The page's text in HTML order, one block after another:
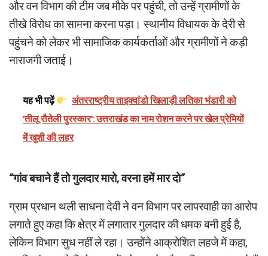
और वन विभाग की टीम जब मौके पर पहुंची, तो उन्हें ग्रामीणों के
तीखे विरोध का सामना करना पड़ा। स्थानीय विधायक के देरी से
पहुंचने को लेकर भी सामाजिक कार्यकर्ताओं और ग्रामीणों ने कड़ी
नाराजगी जताई।
यह भी पढ़ें
अंतरराष्ट्रीय ताइक्वांडो खिलाड़ी लतिका भंडारी को
'तीलू रौतेली पुरस्कार': उत्तराखंड का नाम रोशन करने पर खेल प्रेमियों
में खुशी की लहर
“गांव बचाने हैं तो गुलदार मारो, वरना हमें मार दो”
ग्राम प्रधान थली साधना देवी ने वन विभाग पर लापरवाही का आरोप
लगाते हुए कहा कि क्षेत्र में लगातार गुलदार की धमक बनी हुई है,
लेकिन विभाग सुध नहीं ले रहा। उन्होंने आक्रोशित लहजे में कहा,